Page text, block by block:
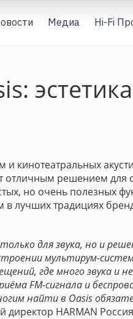
Медиа Hi-Fi
кинотеатральных
отличным решением для
но очень полезных
лучших традициях
для звука, но и
мультирум-
где много звука и
FM-сигнала и
найти в Oasis
директор HARMAN